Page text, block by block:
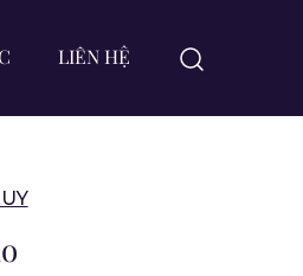
LIÊN HỆ